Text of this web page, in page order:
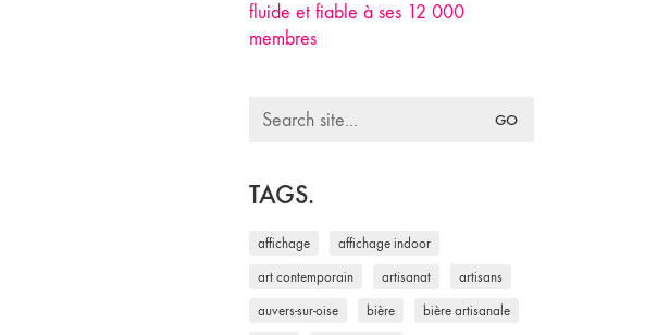
fluide et fiable à ses 12 000
membres
Search
TAGS.
affichage affichage indoor
art contemporain artisanat artisans
auvers-sur-oise bière bière artisanale